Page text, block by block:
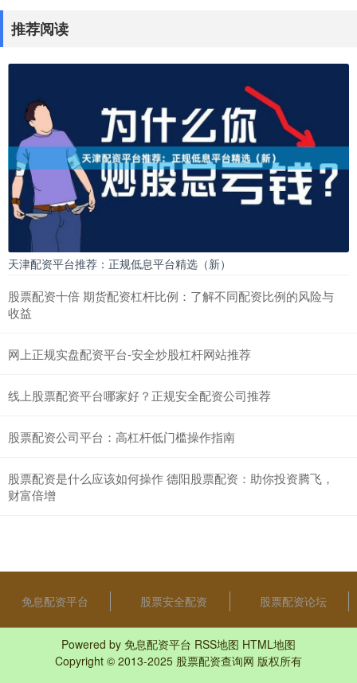
推荐阅读
天津配资平台推荐：正规低息平台精选（新）
股票配资十倍 期货配资杠杆比例：了解不同配资比例的风险与
收益
网上正规实盘配资平台-安全炒股杠杆网站推荐
线上股票配资平台哪家好？正规安全配资公司推荐
股票配资公司平台：高杠杆低门槛操作指南
股票配资是什么应该如何操作 德阳股票配资：助你投资腾飞，
财富倍增
免息配资平台 股票安全配资 股票配资论坛
Powered by 免息配资平台 RSS地图 HTML地图
Copyright © 2013-2025 股票配资查询网 版权所有